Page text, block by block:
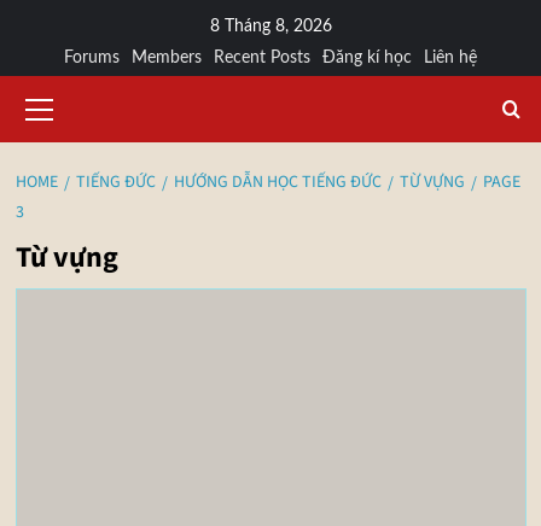
8 Tháng 8, 2026
Forums
Members Recent Posts Đăng kí học Liên hệ
HOME TIẾNG ĐỨC HƯỚNG DẪN HỌC TIẾNG ĐỨC TỪ VỰNG
PAGE
3
Từ vựng